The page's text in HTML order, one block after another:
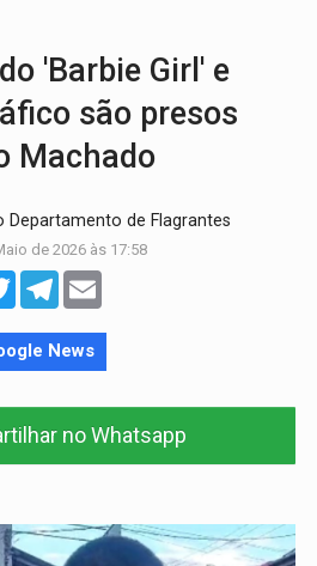
'Barbie Girl' e
são presos
Machado
Departamento de Flagrantes
de 2026 às 17:58
TwitterTelegram
News
no Whatsapp